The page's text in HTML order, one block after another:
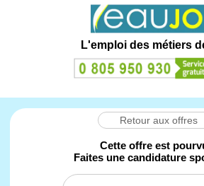
L'emploi des métiers
Retour aux offres
Cette offre est
Faites une candidature